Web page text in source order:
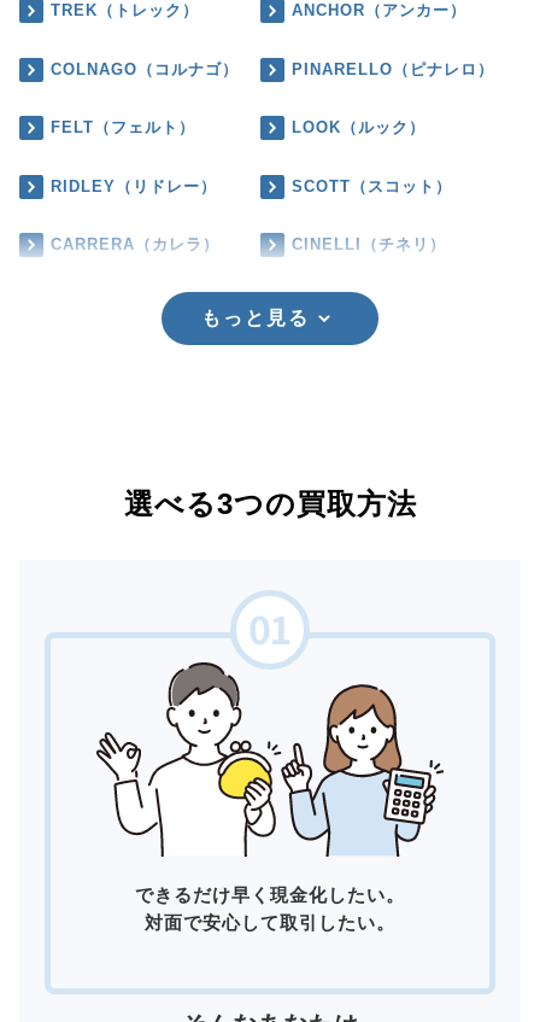
TREK（トレック） ANCHOR（アンカー）
COLNAGO（コルナゴ） PINARELLO（ピナレロ）
FELT（フェルト） LOOK（ルック）
RIDLEY（リドレー） SCOTT（スコット）
CARRERA（カレラ） CINELLI（チネリ）
もっと見る
選べる3つの買取方法
できるだけ早く現金化したい。
対面で安心して取引したい。